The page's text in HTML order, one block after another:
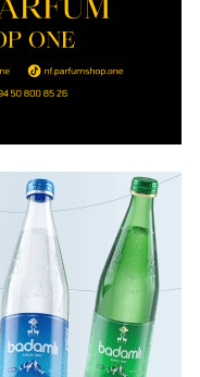
205
abituriyentlərə
OXUYUN!
120